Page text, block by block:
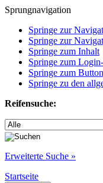
Sprungnavigation
Springe zur
Springe zur
Springe zum Inhalt
Springe zum
Springe zum
Springe zu den
Reifensuche:
Erweiterte Suche »
Startseite